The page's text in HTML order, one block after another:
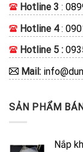
Hotline 3 :
Hotline 4:
Hotline 5 :
Mail:
SẢN PHẨM
Nắp